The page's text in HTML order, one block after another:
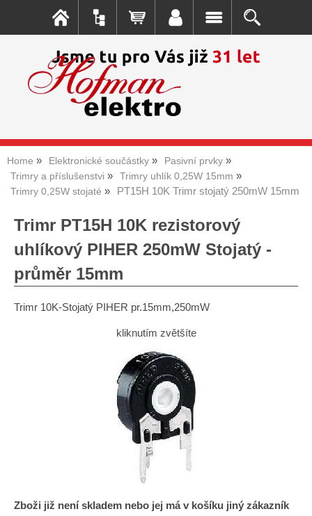
Home Elektronické součástky
Pasivní prvky
Trimry a příslušenstvi
Trimry uhlík 0,25W 15mm
Trimry 0,25W stojaté
PT15H 10K Trimr stojatý 250mW 15mm
Trimr PT15H 10K rezistorový
uhlíkový PIHER 250mW Stojatý -
průměr 15mm
Trimr 10K-Stojatý PIHER pr.15mm,250mW
kliknutím zvětšíte
Zboži již není skladem nebo jej má v košíku jiný zákazník